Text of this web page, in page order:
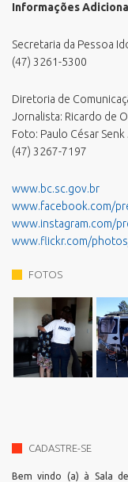
Informações
Secretaria da Pessoa
(47) 3261-5300
Diretoria de
Jornalista: Ricardo de
Foto: Paulo César Senk
(47) 3267-7197
www.bc.sc.gov.br
www.facebook.com/
www.instagram.com/
www.flickr.com/
FOTOS
CADASTRE-SE
Bem vindo (a) à Sala